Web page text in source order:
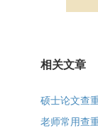
相关文章
硕士论文查
老师常用查